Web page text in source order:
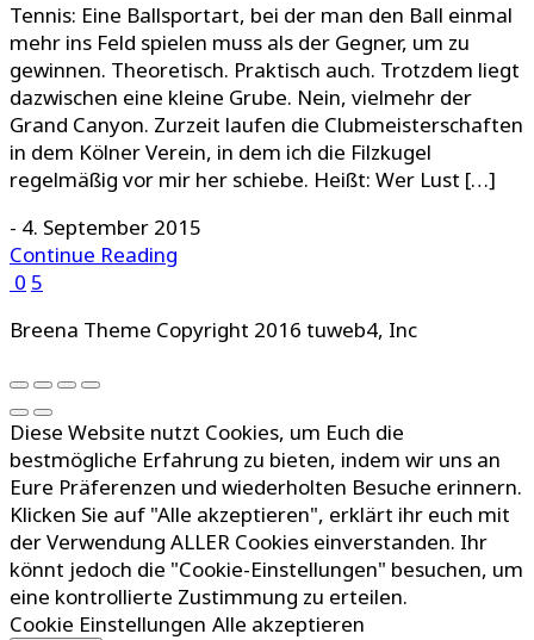
Tennis: Eine Ballsportart, bei der man den Ball einmal
mehr ins Feld spielen muss als der Gegner, um zu
gewinnen. Theoretisch. Praktisch auch. Trotzdem liegt
dazwischen eine kleine Grube. Nein, vielmehr der
Grand Canyon. Zurzeit laufen die Clubmeisterschaften
in dem Kölner Verein, in dem ich die Filzkugel
regelmäßig vor mir her schiebe. Heißt: Wer Lust […]
- 4. September 2015
Continue Reading
0 5
Breena Theme Copyright 2016 tuweb4, Inc
Diese Website nutzt Cookies, um Euch die
bestmögliche Erfahrung zu bieten, indem wir uns an
Eure Präferenzen und wiederholten Besuche erinnern.
Klicken Sie auf "Alle akzeptieren", erklärt ihr euch mit
der Verwendung ALLER Cookies einverstanden. Ihr
könnt jedoch die "Cookie-Einstellungen" besuchen, um
eine kontrollierte Zustimmung zu erteilen.
Cookie Einstellungen Alle akzeptieren